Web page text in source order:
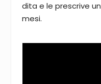
dita e le prescrive un
mesi.